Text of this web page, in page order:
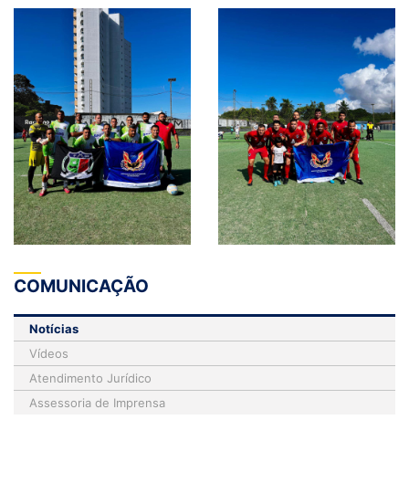
COMUNICAÇÃO
Notícias
Vídeos
Atendimento Jurídico
Assessoria de Imprensa